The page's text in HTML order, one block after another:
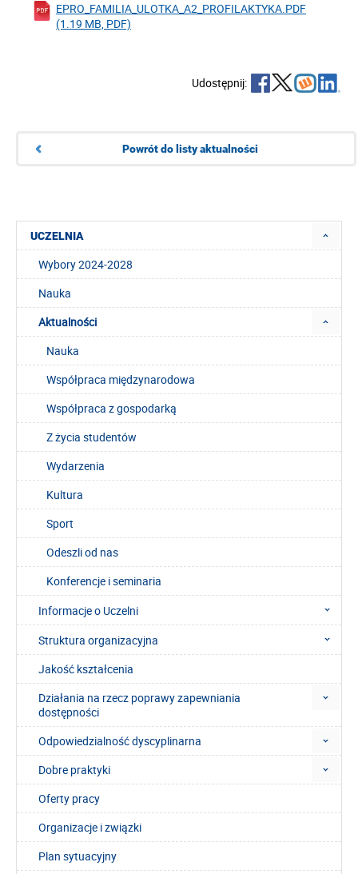
EPRO_FAMILIA_ULOTKA_A2_PROFILAKTYKA.PDF
(1.19 MB, PDF)
Udostępnij:
Powrót do listy aktualności
UCZELNIA
Wybory 2024-2028
Nauka
Aktualności
Nauka
Współpraca międzynarodowa
Współpraca z gospodarką
Z życia studentów
Wydarzenia
Kultura
Sport
Odeszli od nas
Konferencje i seminaria
Informacje o Uczelni
Struktura organizacyjna
Jakość kształcenia
Działania na rzecz poprawy zapewniania
dostępności
Odpowiedzialność dyscyplinarna
Dobre praktyki
Oferty pracy
Organizacje i związki
Plan sytuacyjny